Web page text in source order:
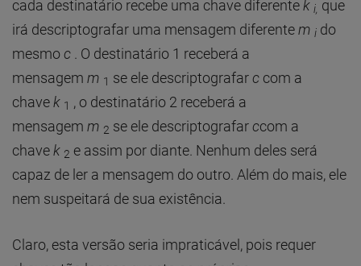
cada destinatário recebe uma chave diferentek i, que
irá descriptografar uma mensagem diferentem i do
mesmoc . O destinatário 1 receberá a
mensagem m 1 se ele descriptografarc com a
chavek 1 , o destinatário 2 receberá a
mensagem m 2 se ele descriptografarccom a
chavek 2 e assim por diante. Nenhum deles será
capaz de ler a mensagem do outro. Além do mais, ele
nem suspeitará de sua existência.
Claro, esta versão seria impraticável, pois requer